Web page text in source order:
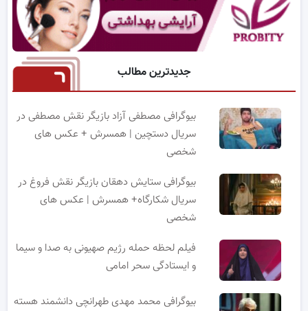
جدیدترین مطالب
بیوگرافی مصطفی آزاد بازیگر نقش مصطفی در
سریال دستچین | همسرش + عکس های
شخصی
بیوگرافی ستایش دهقان بازیگر نقش فروغ در
سریال شکارگاه+ همسرش | عکس های
شخصی
فیلم لحظه حمله رژیم صهیونی به صدا و سیما
و ایستادگی سحر امامی
بیوگرافی محمد مهدی طهرانچی دانشمند هسته